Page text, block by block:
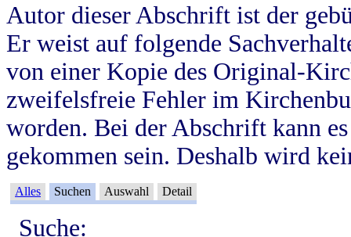
Autor dieser Abschrift ist der
Er weist auf folgende
von einer Kopie des Original-
zweifelsfreie Fehler im
worden. Bei der Abschrift kann
gekommen sein. Deshalb wird
Alles Suchen Auswahl Detail
Suche: